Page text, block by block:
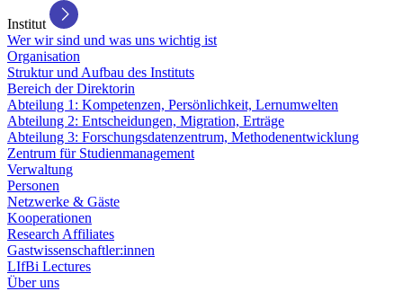
Institut
Wer wir sind und was uns wichtig ist
Organisation
Struktur und Aufbau des Instituts
Bereich der Direktorin
Abteilung 1: Kompetenzen, Persönlichkeit, Lernumwelten
Abteilung 2: Entscheidungen, Migration, Erträge
Abteilung 3: Forschungsdatenzentrum, Methodenentwicklung
Zentrum für Studienmanagement
Verwaltung
Personen
Netzwerke & Gäste
Kooperationen
Research Affiliates
Gastwissenschaftler:innen
LIfBi Lectures
Über uns